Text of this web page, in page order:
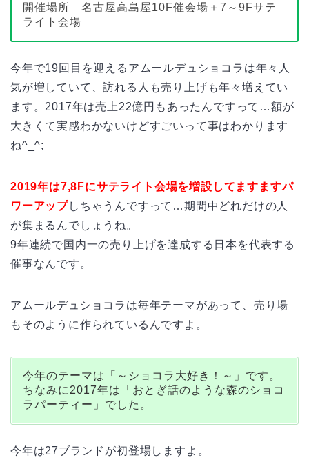
開催場所 名古屋高島屋10F催会場＋7～9Fサテ
ライト会場
今年で19回目を迎えるアムールデュショコラは年々人
気が増していて、訪れる人も売り上げも年々増えてい
ます。2017年は売上22億円もあったんですって…額が
大きくて実感わかないけどすごいって事はわかります
ね^_^;
2019年は7,8 Fにサテライト会場を増設してますますパ
ワーアップしちゃうんですって…期間中どれだけの人
が集まるんでしょうね。
9年連続で国内一の売り上げを達成する日本を代表する
催事なんです。
アムールデュショコラは毎年テーマがあって、売り場
もそのように作られているんですよ。
今年のテーマは「～ショコラ大好き！～」です。
ちなみに2017年は「おとぎ話のような森のショコ
ラパーティー」でした。
今年は27ブランドが初登場しますよ。